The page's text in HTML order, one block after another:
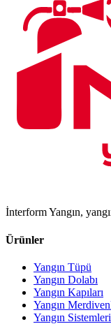
İnterform Yangın,
Ürünler
Yangın Tüpü
Yangın Dolabı
Yangın Kapıları
Yangın
Yangın Sistemleri